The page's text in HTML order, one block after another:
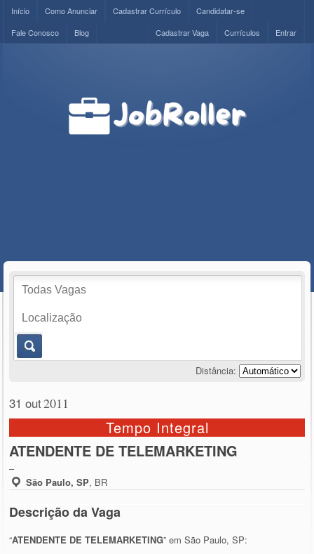
Início Como Anunciar Cadastrar Currículo
Candidatar-se
Fale Conosco
Blog Entrar
Currículos
Cadastrar Vaga
Distância:
31 out2011
Tempo Integral
ATENDENTE DE TELEMARKETING
–
São Paulo, SP, BR
Descrição da Vaga
“ATENDENTE DE TELEMARKETING” em São Paulo, SP: